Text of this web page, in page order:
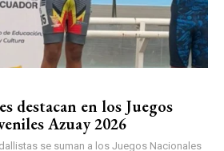
destacan en los Juegos
Azuay 2026
se suman a los Juegos Nacionales